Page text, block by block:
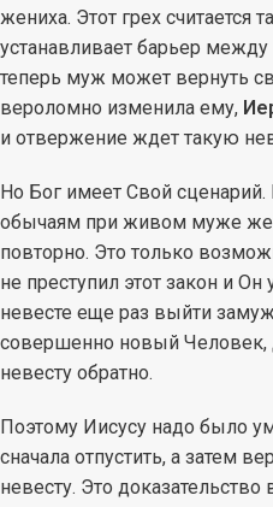
жениха. Этот грех считается
устанавливает барьер
теперь муж может вернуть
вероломно изменила ему,
и отвержение ждет такую
Но Бог имеет Свой
обычаям при живом муже
повторно. Это только
не преступил этот закон и
невесте еще раз выйти
совершенно новый Человек,
невесту обратно.
Поэтому Иисусу надо было
сначала отпустить, а затем
невесту. Это